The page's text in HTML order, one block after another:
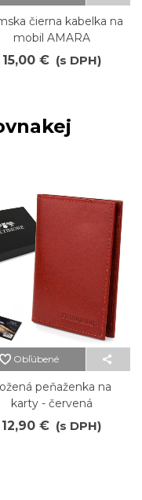
čierna kabelka na
mobil AMARA
15,00 € (s DPH)
Obľúbené
peňaženka na
karty - červená
12,90 € (s DPH)